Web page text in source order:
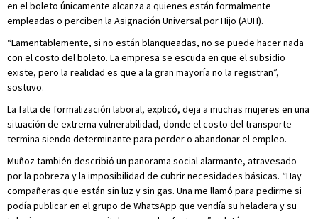
en el boleto únicamente alcanza a quienes están formalmente
empleadas o perciben la Asignación Universal por Hijo (AUH).
“Lamentablemente, si no están blanqueadas, no se puede hacer nada
con el costo del boleto. La empresa se escuda en que el subsidio
existe, pero la realidad es que a la gran mayoría no la registran”,
sostuvo.
La falta de formalización laboral, explicó, deja a muchas mujeres en una
situación de extrema vulnerabilidad, donde el costo del transporte
termina siendo determinante para perder o abandonar el empleo.
Muñoz también describió un panorama social alarmante, atravesado
por la pobreza y la imposibilidad de cubrir necesidades básicas. “Hay
compañeras que están sin luz y sin gas. Una me llamó para pedirme si
podía publicar en el grupo de WhatsApp que vendía su heladera y su